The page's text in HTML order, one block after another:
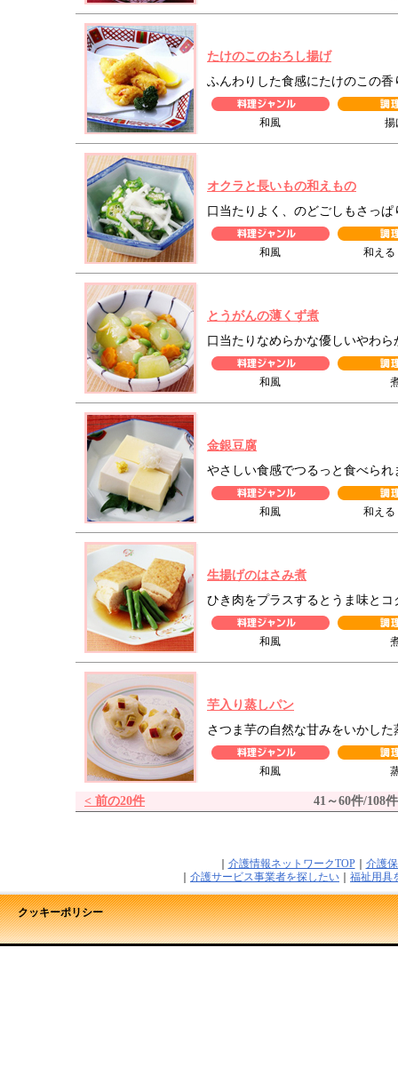
たけのこのおろし揚げ
ふんわりした食感にたけのこの香
和風 揚
オクラと長いもの和えもの
口当たりよく、のどごしもさっぱ
和風 和える
とうがんの薄くず煮
口当たりなめらかな優しいやわら
和風
金銀豆腐
やさしい食感でつるっと食べられ
和風 和える
生揚げのはさみ煮
ひき肉をプラスするとうま味とコ
和風
芋入り蒸しパン
さつま芋の自然な甘みをいかした
和風
< 前の20件 41～60件/108件
介護情報ネットワークTOP｜ 介護
介護サービス事業者を探したい 福祉用具
クッキーポリシー